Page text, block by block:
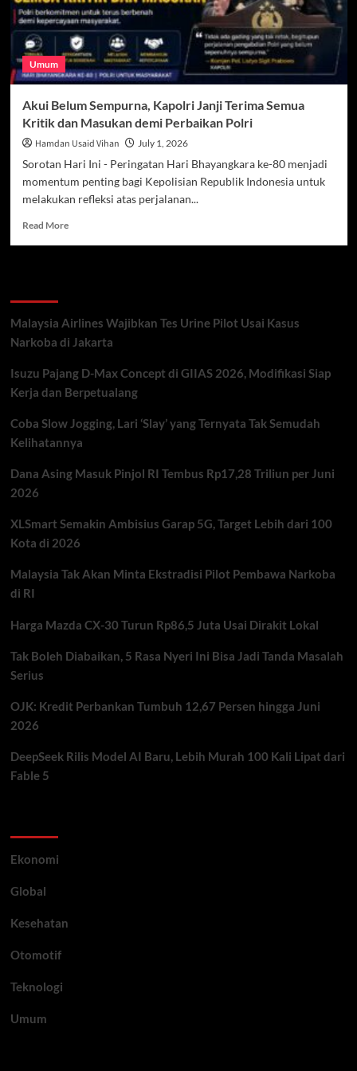
Umum
Akui Belum Sempurna, Kapolri Janji Terima Semua
Kritik dan Masukan demi Perbaikan Polri
Hamdan Usaid Vihan July 1, 2026
Sorotan Hari Ini - Peringatan Hari Bhayangkara ke-80 menjadi
momentum penting bagi Kepolisian Republik Indonesia untuk
melakukan refleksi atas perjalanan...
Read MoreRead
Janji
Terima
Kritik
dan
demi
Polri
Malaysia Airlines Wajibkan Tes Urine Pilot Usai Kasus
Narkoba di Jakarta
Isuzu Pajang D-Max Concept di GIIAS 2026, Modifikasi Siap
Kerja dan Berpetualang
Coba Slow Jogging, Lari ‘Slay’ yang Ternyata Tak Semudah
Kelihatannya
Dana Asing Masuk Pinjol RI Tembus Rp17,28 Triliun per Juni
2026
XLSmart Semakin Ambisius Garap 5G, Target Lebih dari 100
Kota di 2026
Malaysia Tak Akan Minta Ekstradisi Pilot Pembawa Narkoba
di RI
Harga Mazda CX-30 Turun Rp86,5 Juta Usai Dirakit Lokal
Tak Boleh Diabaikan, 5 Rasa Nyeri Ini Bisa Jadi Tanda Masalah
Serius
OJK: Kredit Perbankan Tumbuh 12,67 Persen hingga Juni
2026
DeepSeek Rilis Model AI Baru, Lebih Murah 100 Kali Lipat dari
Fable 5
Ekonomi
Global
Kesehatan
Otomotif
Teknologi
Umum